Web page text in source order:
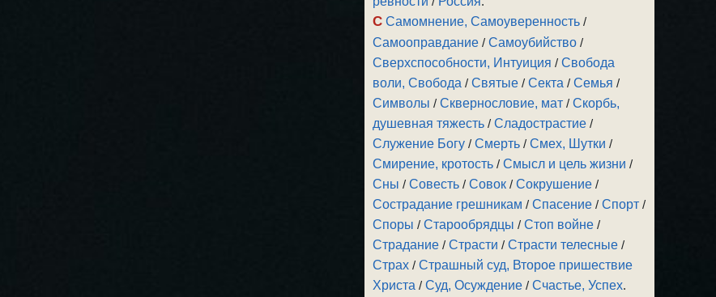
С Самомнение, Самоуверенность /
Самооправдание /Самоубийство /
Сверхспособности, Интуиция /Свобода
воли, Свобода /Святые /Секта /Семья /
Символы /Сквернословие, мат /Скорбь,
душевная тяжесть /Сладострастие /
Служение Богу /Смерть /Смех, Шутки /
Смирение, кротость /Смысл и цель жизни /
Сны /Совесть /Совок /Сокрушение /
Сострадание грешникам /Спасение /Спорт /
Споры /Старообрядцы /Стоп войне /
Страдание /Страсти /Страсти телесные /
Страх /Страшный суд, Второе пришествие
Христа /Суд, Осуждение /Счастье, Успех.